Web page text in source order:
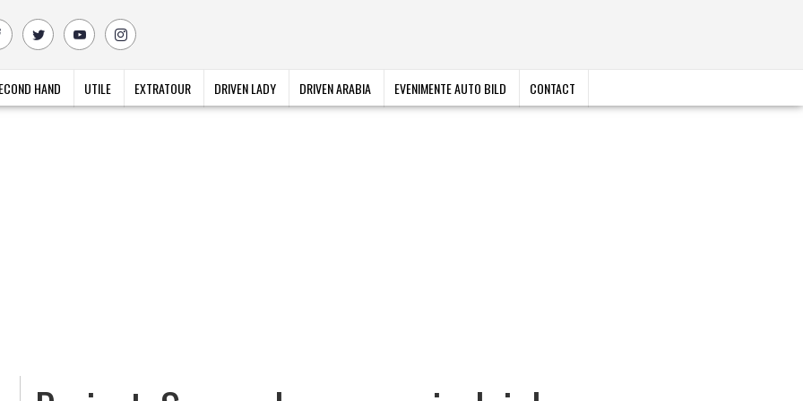
HAND UTILE EXTRATOUR DRIVEN LADY DRIVEN ARABIA EVENIMENTE AUTO BILD CONTACT